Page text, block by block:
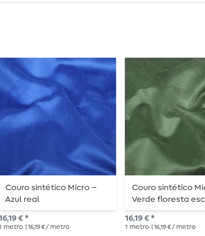
Couro sintético Micro –
Azul real
€ *
metro | 16,19 € / metro
Couro sintético
Verde floresta
16,19 € *
1 metro | 16,19 € / metro